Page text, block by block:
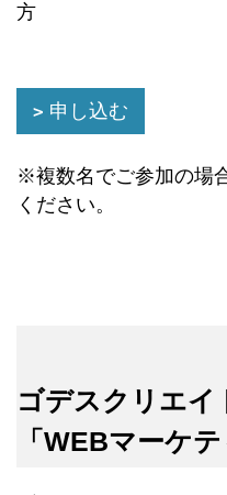
方
申し込む
※複数名でご参加の場
ください。
ゴデスクリエイ
「WEBマーケ